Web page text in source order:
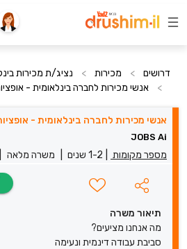
דרושים > מכירות >
נציג/ת מכירות
>
אנשי מכירות לחברה בינלאומית -
אנשי מכירות לחברה בינלאומית -
JOBS Ai
מספר מקומות 1-2 שנים משרה מלאה
תיאור משרה
מה אנחנו מציעים?
סביבת עבודה דינמית ונעימה